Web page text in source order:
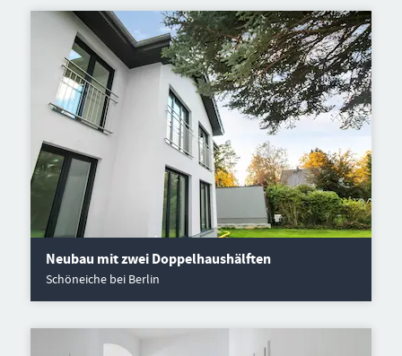
Neubau mit zwei Doppelhaushälften
Schöneiche bei Berlin